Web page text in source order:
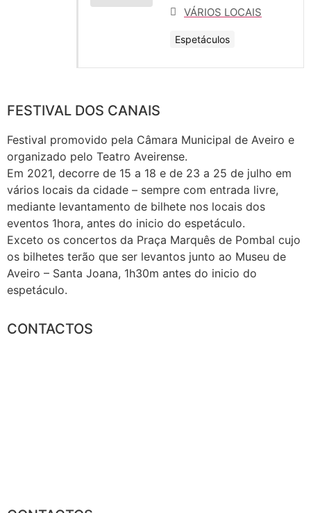
VÁRIOS LOCAIS
Espetáculos
FESTIVAL DOS CANAIS
Festival promovido pela Câmara Municipal de Aveiro e
organizado pelo Teatro Aveirense.
Em 2021, decorre de 15 a 18 e de 23 a 25 de julho em
vários locais da cidade – sempre com entrada livre,
mediante levantamento de bilhete nos locais dos
eventos 1hora, antes do inicio do espetáculo.
Exceto os concertos da Praça Marquês de Pombal cujo
os bilhetes terão que ser levantos junto ao Museu de
Aveiro – Santa Joana, 1h30m antes do inicio do
espetáculo.
CONTACTOS